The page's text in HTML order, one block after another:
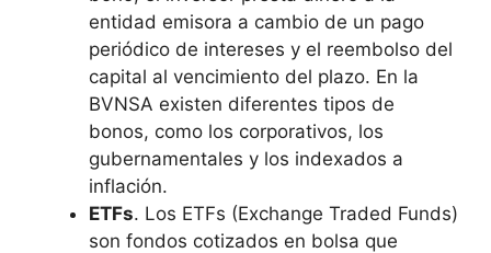
entidad emisora a cambio de un pago
periódico de intereses y el reembolso del
capital al vencimiento del plazo. En la
BVNSA existen diferentes tipos de
bonos, como los corporativos, los
gubernamentales y los indexados a
inflación.
ETFs. Los ETFs (Exchange Traded Funds)
son fondos cotizados en bolsa que